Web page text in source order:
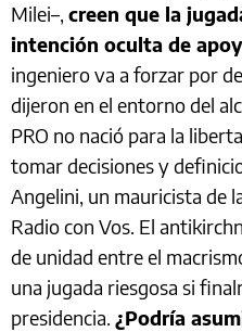
Milei–, creen que la
intención oculta de
ingeniero va a forzar por
dijeron en el entorno del
PRO no nació para la
tomar decisiones y
Angelini, un mauricista de
Radio con Vos. El
de unidad entre el
una jugada riesgosa si
presidencia. ¿Podría